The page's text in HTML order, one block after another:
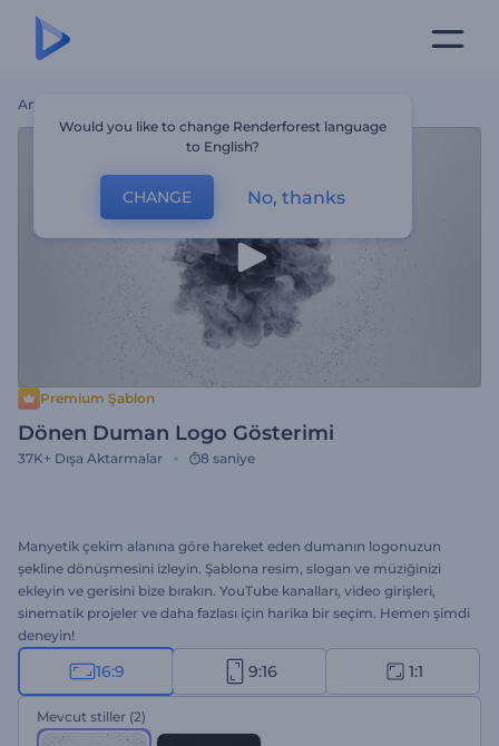
Ana Sayfa
Premium Şablon
Dönen Duman Logo Gösterimi
37K+ Dışa Aktarmalar 8 saniye
Manyetik çekim alanına göre hareket eden dumanın logonuzun
şekline dönüşmesini izleyin. Şablona resim, slogan ve müziğinizi
ekleyin ve gerisini bize bırakın. YouTube kanalları, video girişleri,
sinematik projeler ve daha fazlası için harika bir seçim. Hemen şimdi
deneyin!
16:9 9:16 1:1
Mevcut stiller (2)
Would you like to change Renderforest language
to English?
CHANGE No, thanks